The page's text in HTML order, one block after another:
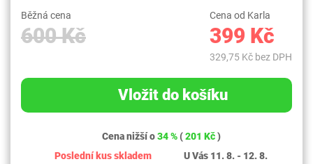
Běžná cena
600 Kč
Cena od Karla
399 Kč
329,75 Kč bez DPH
Vložit do košíku
Cena nižší o34 %(201 Kč)
Poslední kus skladem
U Vás 11. 8. - 12. 8.